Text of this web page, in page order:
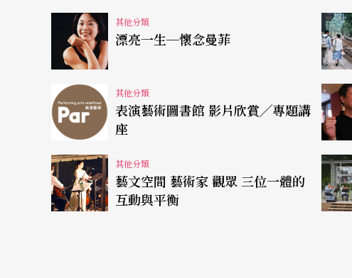
場的優勢來做創意變化，實為可惜。在台灣實驗劇
音樂表演屬於靜態演出的表演藝術，一向習慣於鏡
實驗和創新的精神是活化南方表演藝術的靈藥
所謂實驗劇場，以狹義觀點來看是指戲劇表演專用的
的想法卻是與實驗劇場的精神背道而馳。
其他分類
漂亮一生─懷念曼菲
其他分類
表演藝術圖書館 影片欣賞╱專題講
座
其他分類
藝文空間 藝術家 觀眾 三位一體的
互動與平衡